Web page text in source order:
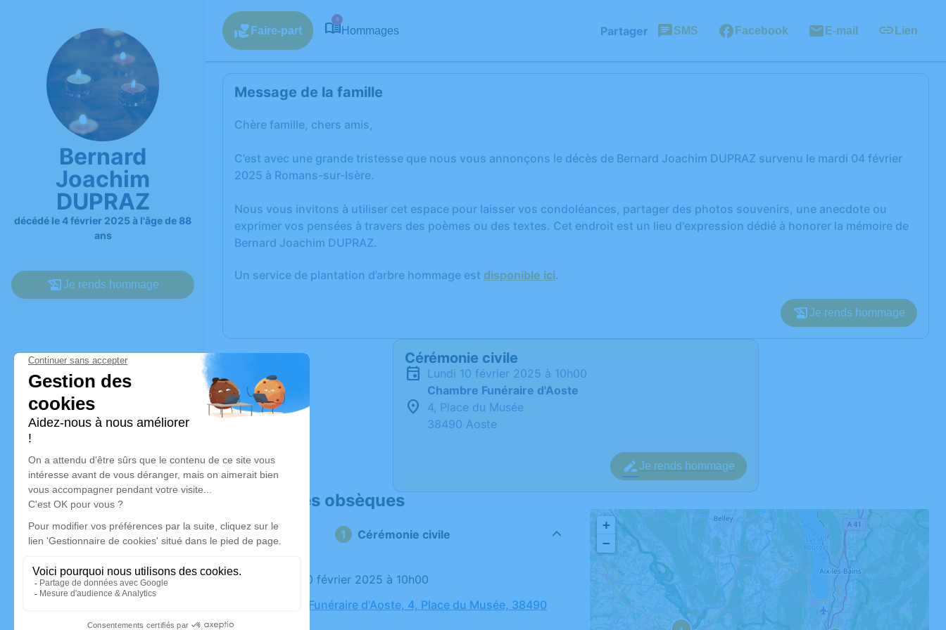
Bernard
Joachim
DUPRAZ
décédé le 4 février 2025 à l'âge de 88
ans
Je rends hommage
Faire-part
4
Hommages Partager SMS Facebook E-mail Lien
Message de la famille
Chère famille, chers amis,
C’est avec une grande tristesse que nous vous annonçons le décès de Bernard Joachim DUPRAZ survenu le mardi 04 février
2025 à Romans-sur-Isère.
Nous vous invitons à utiliser cet espace pour laisser vos condoléances, partager des photos souvenirs, une anecdote ou
exprimer vos pensées à travers des poèmes ou des textes. Cet endroit est un lieu d'expression dédié à honorer la mémoire de
Bernard Joachim DUPRAZ.
Un service de plantation d’arbre hommage est disponible ici.
Je rends hommage
Cérémonie civile
lundi 10 février 2025 à 10h00
Chambre Funéraire d'Aoste
4, Place du Musée
38490 Aoste
Je rends hommage
Déroulé des obsèques
Cérémonie civile
Le lundi 10 février 2025 à 10h00
Chambre Funéraire d'Aoste, 4, Place du Musée, 38490
+
−